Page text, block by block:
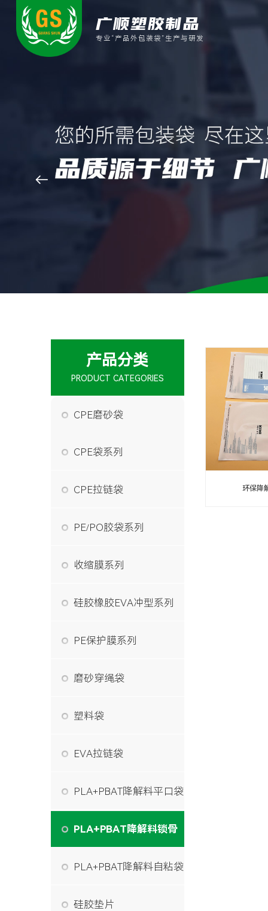
广顺塑胶制品
专业“产品外包装袋”生产与研发

产品分类
PRODUCT CATEGORIES
CPE磨砂袋
CPE袋系列
CPE拉链袋
PE/PO胶袋系列
收缩膜系列
硅胶橡胶EVA冲型系列
PE保护膜系列
磨砂穿绳袋
塑料袋
EVA拉链袋
PLA+PBAT降解料平口袋
PLA+PBAT降解料锁骨
袋
PLA+PBAT降解料自粘袋
硅胶垫片
环保降